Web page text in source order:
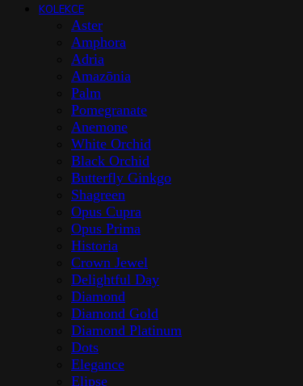
KOLEKCE
Aster
Amphora
Adria
Amazōnia
Palm
Pomegranate
Anemone
White Orchid
Black Orchid
Butterfly Ginkgo
Shagreen
Opus Cupra
Opus Prima
Historia
Crown Jewel
Delightful Day
Diamond
Diamond Gold
Diamond Platinum
Dots
Elegance
Elipse